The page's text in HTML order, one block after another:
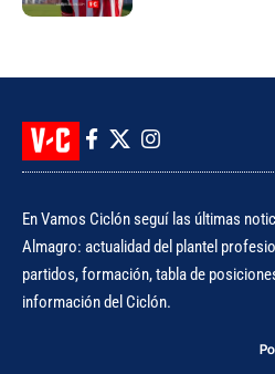
En Vamos Ciclón seguí las últimas
Almagro: actualidad del plantel
partidos, formación, tabla de
información del Ciclón.